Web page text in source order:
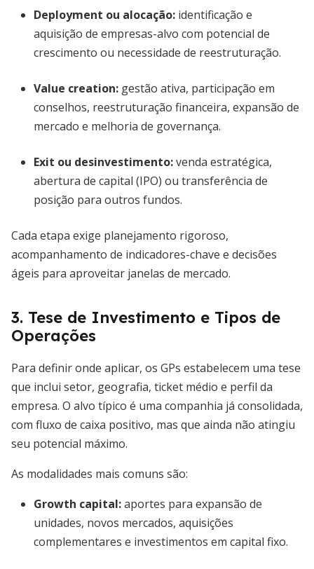
Deployment ou alocação: identificação e
aquisição de empresas-alvo com potencial de
crescimento ou necessidade de reestruturação.
Value creation: gestão ativa, participação em
conselhos, reestruturação financeira, expansão de
mercado e melhoria de governança.
Exit ou desinvestimento:venda estratégica,
abertura de capital (IPO) ou transferência de
posição para outros fundos.
Cada etapa exige planejamento rigoroso,
acompanhamento de indicadores-chave e decisões
ágeis para aproveitar janelas de mercado.
3. Tese de Investimento e Tipos de
Operações
Para definir onde aplicar, os GPs estabelecem uma tese
que inclui setor, geografia, ticket médio e perfil da
empresa. O alvo típico é uma companhia já consolidada,
com fluxo de caixa positivo, mas que ainda não atingiu
seu potencial máximo.
As modalidades mais comuns são:
Growth capital:aportes para expansão de
unidades, novos mercados, aquisições
complementares e investimentos em capital fixo.